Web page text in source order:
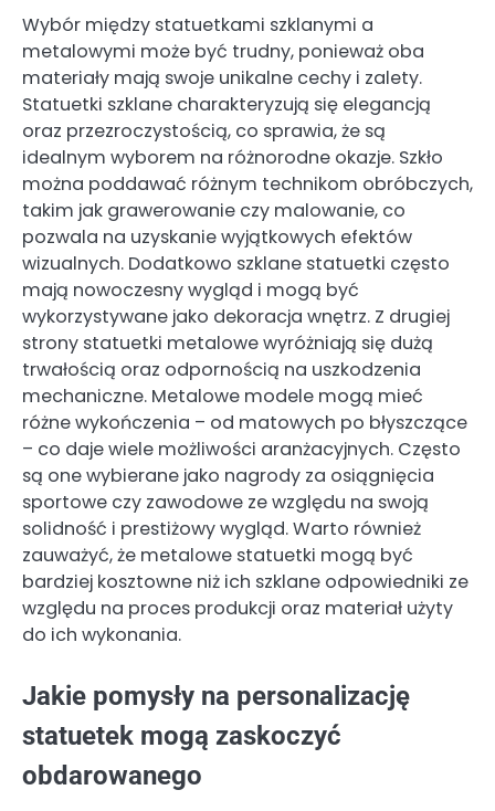
Wybór między statuetkami szklanymi a
metalowymi może być trudny, ponieważ oba
materiały mają swoje unikalne cechy i zalety.
Statuetki szklane charakteryzują się elegancją
oraz przezroczystością, co sprawia, że są
idealnym wyborem na różnorodne okazje. Szkło
można poddawać różnym technikom obróbczych,
takim jak grawerowanie czy malowanie, co
pozwala na uzyskanie wyjątkowych efektów
wizualnych. Dodatkowo szklane statuetki często
mają nowoczesny wygląd i mogą być
wykorzystywane jako dekoracja wnętrz. Z drugiej
strony statuetki metalowe wyróżniają się dużą
trwałością oraz odpornością na uszkodzenia
mechaniczne. Metalowe modele mogą mieć
różne wykończenia – od matowych po błyszczące
– co daje wiele możliwości aranżacyjnych. Często
są one wybierane jako nagrody za osiągnięcia
sportowe czy zawodowe ze względu na swoją
solidność i prestiżowy wygląd. Warto również
zauważyć, że metalowe statuetki mogą być
bardziej kosztowne niż ich szklane odpowiedniki ze
względu na proces produkcji oraz materiał użyty
do ich wykonania.
Jakie pomysły na personalizację
statuetek mogą zaskoczyć
obdarowanego